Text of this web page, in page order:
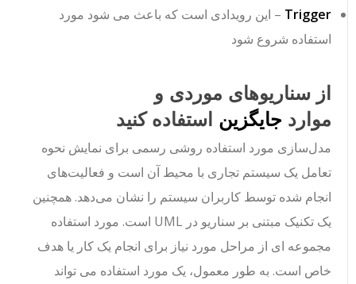
Trigger– این رویدادی است که باعث می شود مورد
استفاده شروع شود
از سناریوهای موردی و
مواردجایگزیناستفاده کنید
مدل‌سازی مورد استفاده روشی رسمی برای نمایش نحوه
تعامل یک سیستم تجاری با محیط آن است و فعالیت‌های
انجام شده توسط کاربران سیستم را نشان می‌دهد. همچنین
یک تکنیک مبتنی بر سناریو در UML است. مورد استفاده
مجموعه ای از مراحل مورد نیاز برای انجام یک کار یا هدف
خاص است. به طور معمول، یک مورد استفاده می تواند